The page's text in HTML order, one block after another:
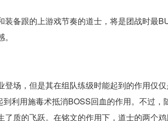
备跟的上游戏节奏的道士，将是团战时最
登场，但是其在组队练级时能起到的作用仅
利用施毒术抵消BOSS回血的作用。不过，
了质的飞跃。在铭文的作用下，道士的两个